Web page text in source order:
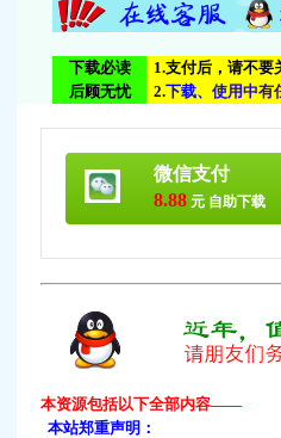
下载必读
后顾无忧
1.支付后，请不要
2.下载、 使用中有
微信支付
8.88 元 自助下载
本资源包括以下全部内容——
本站郑重声明：